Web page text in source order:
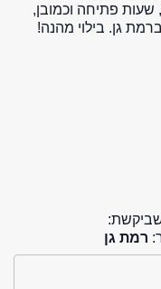
שעות פתיחה וכמובן,
גן. בילוי מהנה!
שביקשת:
רמת גן